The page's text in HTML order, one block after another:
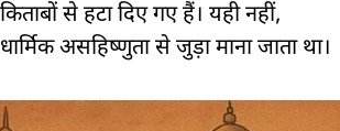
से हटा दिए गए हैं। यही नहीं,
असहिष्णुता से जुड़ा माना जाता था।